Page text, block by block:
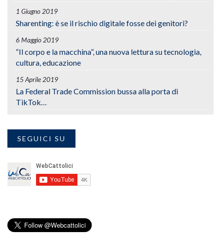
1 Giugno 2019
Sharenting: è se il rischio digitale fosse dei genitori?
6 Maggio 2019
“Il corpo e la macchina”, una nuova lettura su tecnologia,
cultura, educazione
15 Aprile 2019
La Federal Trade Commission bussa alla porta di
TikTok…
SEGUICI SU